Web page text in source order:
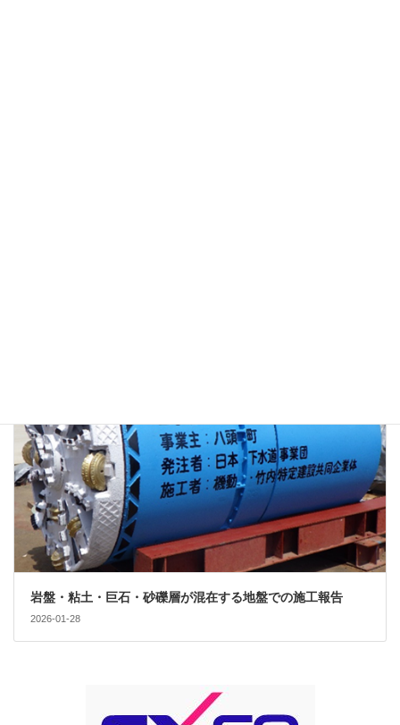
岩盤・粘土・巨石・砂礫層が混在する地盤での施工報告
2026-01-28